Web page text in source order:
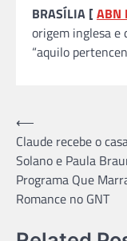
BRASÍLIA [ABN
origem inglesa e
“aquilo
Navegação
de
Post
⟵
Claude recebe o
Solano e Paula
Programa Que
Romance no GNT